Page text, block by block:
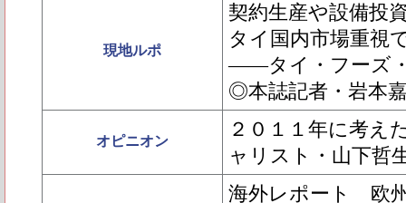
現地ルポ
契約生産や設備投
タイ国内市場重視
――タイ・フーズ
◎本誌記者・岩本
オピニオン
２０１１年に考
ャリスト・山下哲
海外レポート 欧